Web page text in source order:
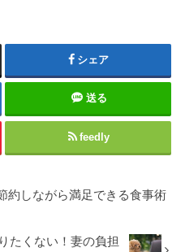
しっかり押さえて、自分の生活スタ
シェア
送る
feedly
約しながら満足できる食事術
たくない！妻の負担